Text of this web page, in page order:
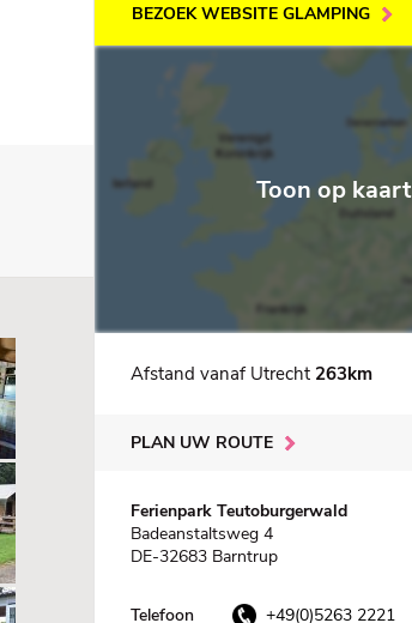
BEZOEK WEBSITE GLAMPING
Toon op kaart
Afstand vanaf Utrecht 263km
PLAN UW ROUTE
Ferienpark Teutoburgerwald
Badeanstaltsweg 4
DE-32683 Barntrup
Telefoon
+49(0)5263 2221